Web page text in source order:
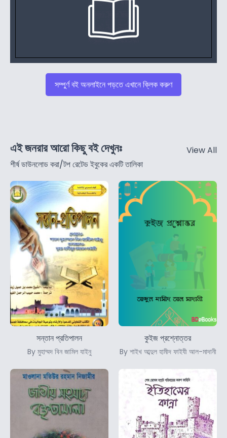
সম্পুর্ণ বই অনলাইনে পড়তে এখানে ক্লিক করুণ
এই জনরার আরো কিছু বই দেখুনঃ
শীর্ষ ডাউনলোড করা/টপ রেটেড ইবুকের একটি তালিকা
View All
সন্তান প্রতিপালন
By মুহাম্মদ বিন জামিল যাইনু
কুইজ প্রশ্নোত্তর
By শাইখ আব্দুল হামীদ ফাইযী আল-মাদানী